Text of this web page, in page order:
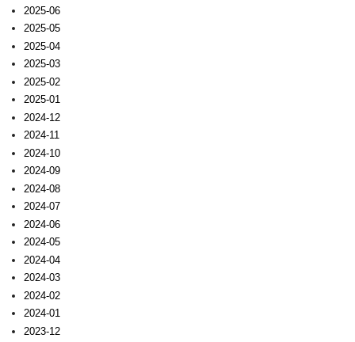
2025-06
2025-05
2025-04
2025-03
2025-02
2025-01
2024-12
2024-11
2024-10
2024-09
2024-08
2024-07
2024-06
2024-05
2024-04
2024-03
2024-02
2024-01
2023-12